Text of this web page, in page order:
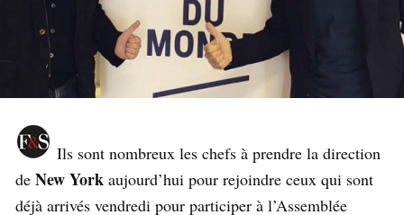
Ils sont nombreux les chefs à prendre la direction
de New York aujourd’hui pour rejoindre ceux qui sont
déjà arrivés vendredi pour participer à l’Assemblée